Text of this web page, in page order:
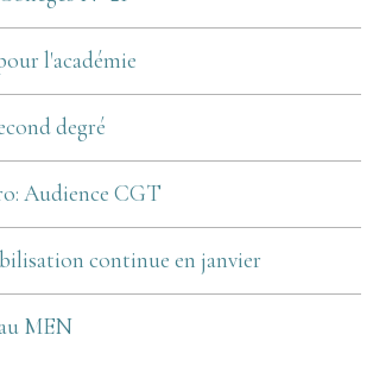
l'académie
degré
Audience CGT
continue en janvier
MEN